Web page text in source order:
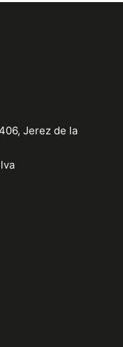
Jerez de la